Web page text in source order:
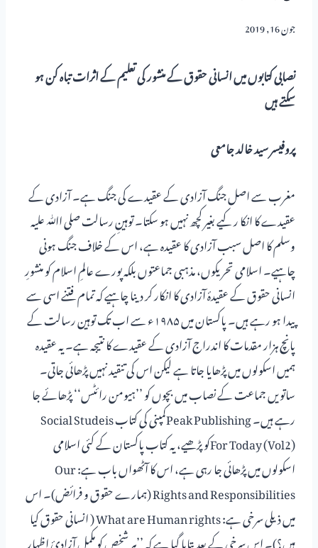
جون 16, 2019
نصابی کتابوں میں انسانی حقوق کے منشور کی تعلیم کے اثرات تباہ کن ہو
سکتے ہیں
پروفیسر سید خالد جامعی
مغرب سے اصل جنگ آزادی کے عقیدے کی جنگ ہے۔ آزادی کے
عقیدے کا انکا ر کیے بغیر کچھ نہیں ہو سکتا۔ توہینِ رسالت صلی اﷲ علیہ
وسلم کا اصل سبب آزادی کا عقیدہ ہے، اس کے خلاف جنگ ہونی
چاہیے۔ اسلامی تحریکوں، مذہبی جماعتوں بلکہ پورے عالمِ اسلام کو منشورِ
انسانی حقوق کے عقیدۂ آزادی کا انکار کر دینا چاہیے کہ تمام فتنے اسی سے
پیدا ہو رہے ہیں۔ پاکستان میں ۱۹۸۵ء سے اب تک توہین رسالت کے
پانچ ہزار مقدمات کا اندراج آزادی کے عقیدے کا نتیجہ ہے۔ یہ عقیدہ
ہمیں اسکولوں میں پڑھایا جاتا ہے لیکن اس کی تنقید نہیں پڑھائی جاتی۔
ساتویں جماعت کے نصاب میں بچوں کو ’’ہیومن رائٹس‘‘ پڑھائے جا
رہے ہیں۔ Peak Publishingکمپنی کی کتاب Social Studeis
For Today (Vol2)کو پڑھیے، یہ کتاب پاکستان کے کئی اسلامی
اسکولوں میں پڑھائی جا رہی ہے، اس کا آٹھواں باب ہے: Our
Rights and Responsibilities (ہمارے حقوق و فرائض)۔ اس
میں ذیلی سرخی ہے: What are Human rights ( انسانی حقوق کیا
ہیں؟)۔ اس سرخی کے بعد بتایا گیا ہے کہ ’’ہر شخص کو مکمل آزادیٔ اظہارِ